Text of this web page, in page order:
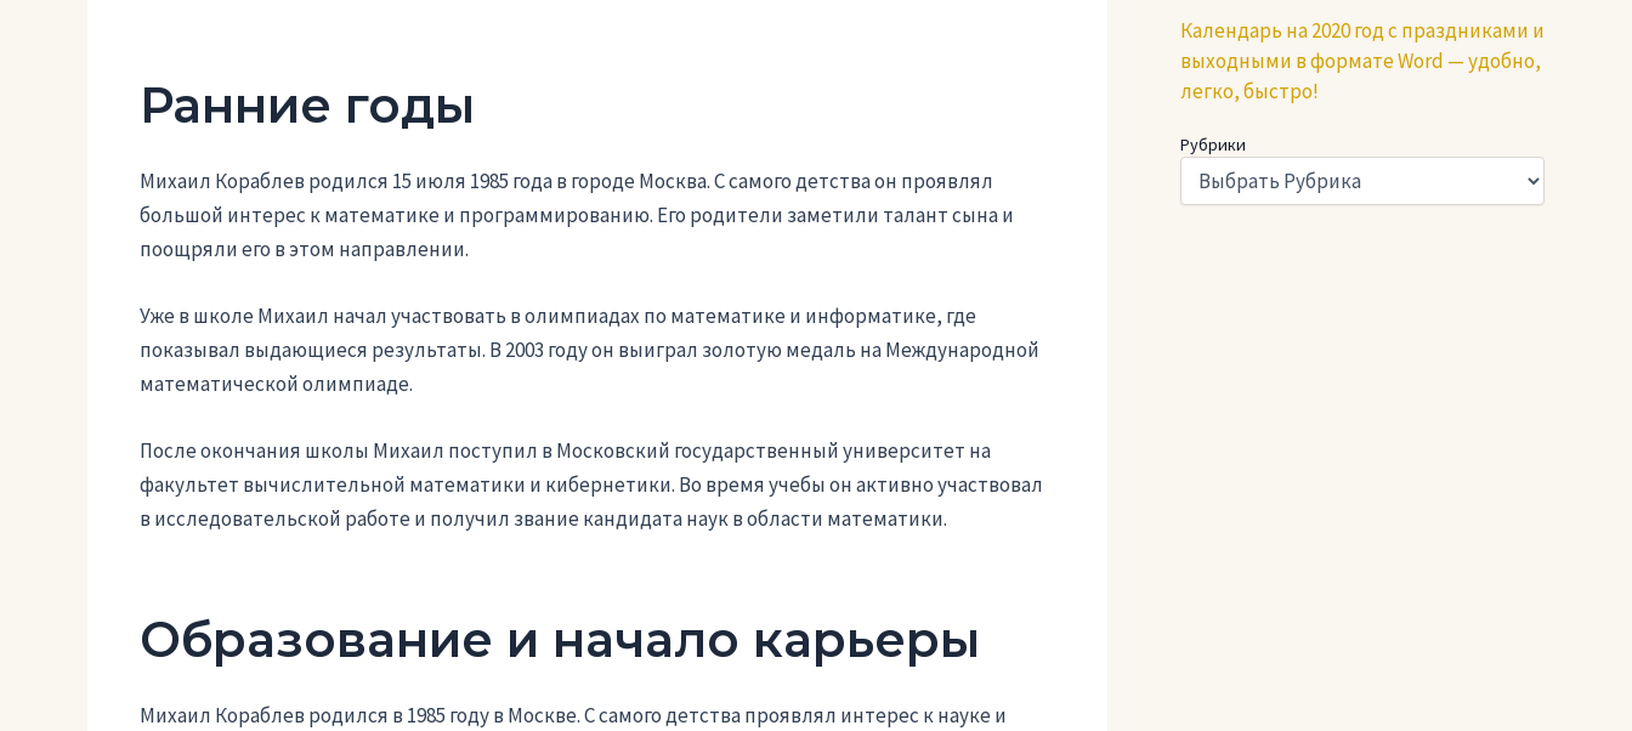
Ранние годы
Михаил Кораблев родился 15 июля 1985 года в городе Москва. С самого детства он проявлял
большой интерес к математике и программированию. Его родители заметили талант сына и
поощряли его в этом направлении.
Уже в школе Михаил начал участвовать в олимпиадах по математике и информатике, где
показывал выдающиеся результаты. В 2003 году он выиграл золотую медаль на Международной
математической олимпиаде.
После окончания школы Михаил поступил в Московский государственный университет на
факультет вычислительной математики и кибернетики. Во время учебы он активно участвовал
в исследовательской работе и получил звание кандидата наук в области математики.
Образование и начало карьеры
Михаил Кораблев родился в 1985 году в Москве. С самого детства проявлял интерес к науке и
Календарь на 2020 год с праздниками и
выходными в формате Word — удобно,
легко, быстро!
Рубрики